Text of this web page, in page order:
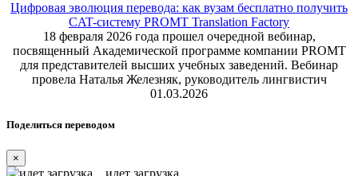
Цифровая эволюция перевода: как вузам бесплатно получить
CAT-систему PROMT Translation Factory
18 февраля 2026 года прошел очередной вебинар,
посвященный Академической программе компании PROMT
для представителей высших учебных заведений. Вебинар
провела Наталья Железняк, руководитель лингвистич
01.03.2026
Поделиться переводом
×
идет загрузка...